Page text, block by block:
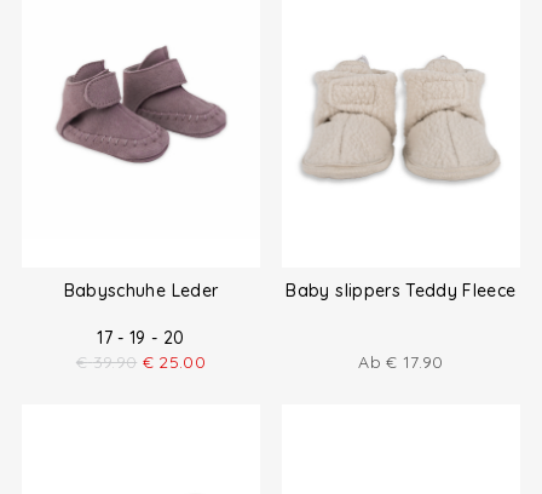
Babyschuhe Leder
17 - 19 - 20
€ 39.90 € 25.00
Baby slippers Teddy Fleece
Ab€ 17.90